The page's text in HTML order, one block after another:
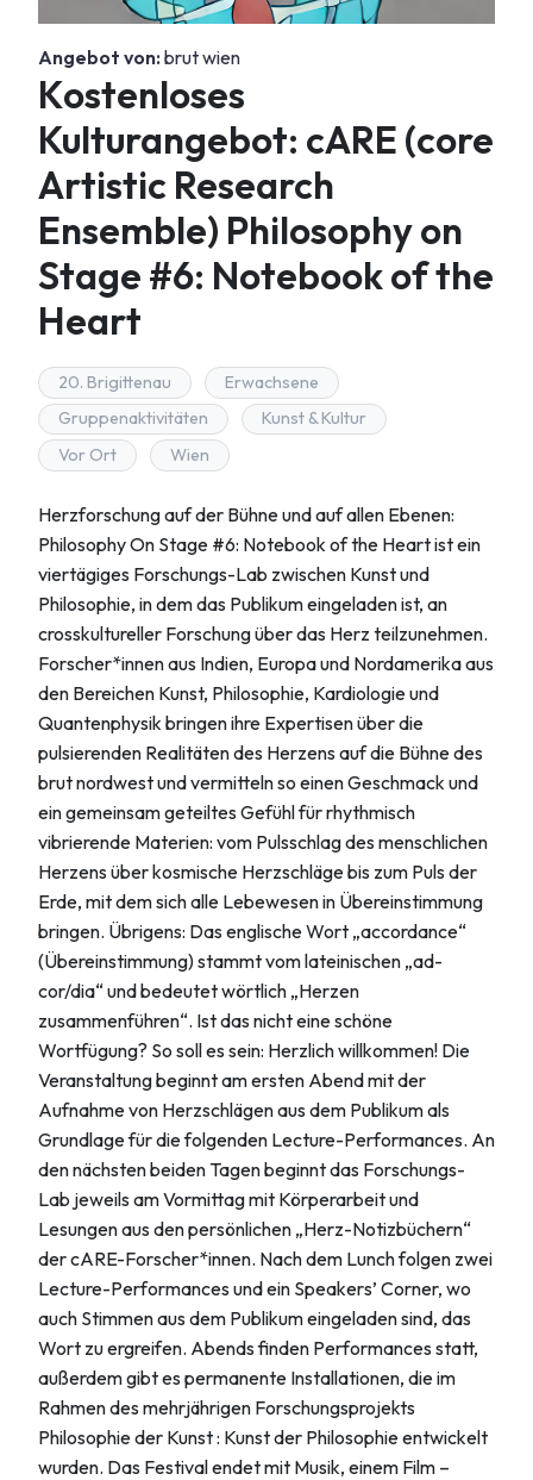
Angebot von: brut wien
Kostenloses
Kulturangebot: cARE (core
Artistic Research
Ensemble) Philosophy on
Stage #6: Notebook of the
Heart
20. Brigittenau
Erwachsene
Gruppenaktivitäten
Kunst & Kultur
Vor Ort
Wien
Herzforschung auf der Bühne und auf allen Ebenen:
Philosophy On Stage #6: Notebook of the Heart ist ein
viertägiges Forschungs-Lab zwischen Kunst und
Philosophie, in dem das Publikum eingeladen ist, an
crosskultureller Forschung über das Herz teilzunehmen.
Forscher*innen aus Indien, Europa und Nordamerika aus
den Bereichen Kunst, Philosophie, Kardiologie und
Quantenphysik bringen ihre Expertisen über die
pulsierenden Realitäten des Herzens auf die Bühne des
brut nordwest und vermitteln so einen Geschmack und
ein gemeinsam geteiltes Gefühl für rhythmisch
vibrierende Materien: vom Pulsschlag des menschlichen
Herzens über kosmische Herzschläge bis zum Puls der
Erde, mit dem sich alle Lebewesen in Übereinstimmung
bringen. Übrigens: Das englische Wort „accordance“
(Übereinstimmung) stammt vom lateinischen „ad-
cor/dia“ und bedeutet wörtlich „Herzen
zusammenführen“. Ist das nicht eine schöne
Wortfügung? So soll es sein: Herzlich willkommen! Die
Veranstaltung beginnt am ersten Abend mit der
Aufnahme von Herzschlägen aus dem Publikum als
Grundlage für die folgenden Lecture-Performances. An
den nächsten beiden Tagen beginnt das Forschungs-
Lab jeweils am Vormittag mit Körperarbeit und
Lesungen aus den persönlichen „Herz-Notizbüchern“
der cARE-Forscher*innen. Nach dem Lunch folgen zwei
Lecture-Performances und ein Speakers’ Corner, wo
auch Stimmen aus dem Publikum eingeladen sind, das
Wort zu ergreifen. Abends finden Performances statt,
außerdem gibt es permanente Installationen, die im
Rahmen des mehrjährigen Forschungsprojekts
Philosophie der Kunst : Kunst der Philosophie entwickelt
wurden. Das Festival endet mit Musik, einem Film –